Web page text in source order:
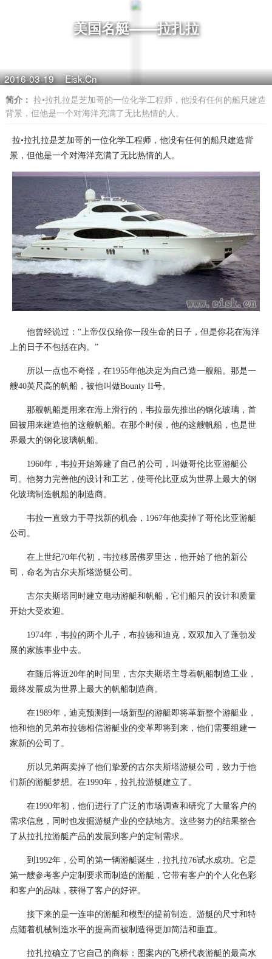
美国名艇——拉扎拉
2016-03-19 Eisk.Cn
简介：
背景，但他是一个对海洋充满了无比热情的人。
拉•拉扎拉是芝加哥的一位化学工程师，他没有任何的船只建造背
景，但他是一个对海洋充满了无比热情的人。
他曾经说过：“上帝仅仅给你一段生命的日子，但是你花在海洋
上的日子不包括在内。”
所以一点也不奇怪，在1955年他决定为自己造一艘船。那是一
艘40英尺高的帆船，被他叫做Bounty II号。
那艘帆船是用来在海上滑行的，韦拉最先推出的钢化玻璃，首
回被用来建造他的这艘帆船。在那个时候，他的这艘帆船，也是世
界最大的钢化玻璃帆船。
1960年，韦拉开始筹建了自己的公司，叫做哥伦比亚游艇公
司。他努力完善他的设计和工艺，使哥伦比亚成为世界上最大的钢
化玻璃制造帆船的制造商。
韦拉一直致力于寻找新的机会，1967年他卖掉了哥伦比亚游艇
公司。
在上世纪70年代初，韦拉移居佛罗里达，他开始了他的新公
司，命名为古尔夫斯塔游艇公司。
古尔夫斯塔同时建立电动游艇和帆船，它们船只的设计和质量
开始大受欢迎。
1974年，韦拉的两个儿子，布拉德和迪克，双双加入了蓬勃发
展的家族事业中去。
在随后将近20年的时间里，古尔夫斯塔主导着帆船制造工业，
最终发展成为世界上最大的帆船制造商。
在1989年，迪克预测到一场新型的游艇即将革新整个游艇业，
他和他的兄弟布拉德相信游艇业的变革即将到来，他们需要组建一
家新的公司了。
所以兄弟两卖掉了他们挚爱的古尔夫斯塔游艇公司，致力于他
们新的游艇梦想。在1990年，拉扎拉游艇建立了。
在1990年初，他们进行了广泛的市场调查和研究了大量客户的
需求信息，同时也发掘游艇产业的空缺地方。这些努力的结果整合
了从拉扎拉游艇产品的发展到客户的定制需求。
到1992年，公司的第一辆游艇诞生，拉扎拉76试水成功。它是
第一艘参考客户定制要求而制造的游艇，它带有客户的个人化色彩
和客户的品味，获得了客户的好评。
接下来的是一连串的游艇和模型的提前制造。游艇的尺寸和特
点随着机械制造水平的提高而被制造得更加简洁和垂直。
拉扎拉确立了它自己的商标：图案内的飞桥代表游艇的最高水